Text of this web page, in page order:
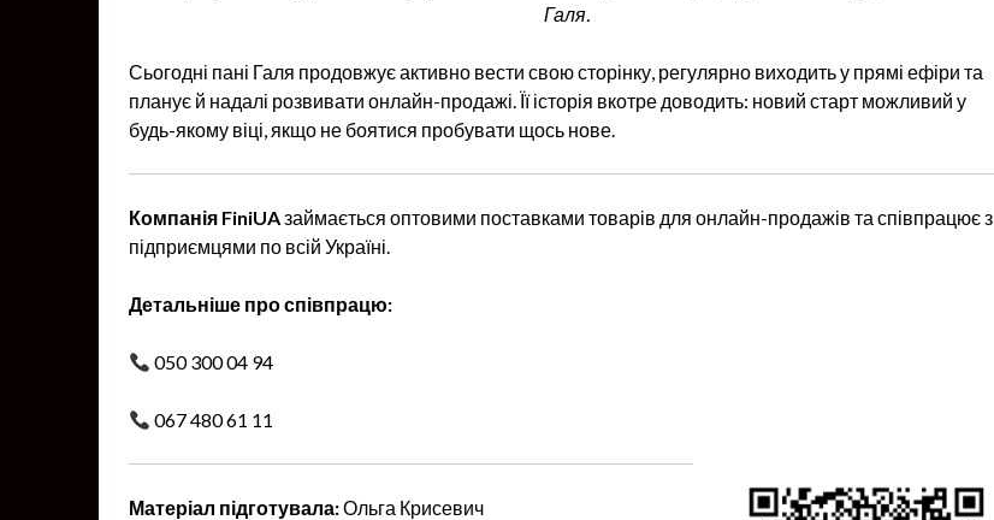
Галя.
Сьогодні пані Галя продовжує активно вести свою сторінку, регулярно виходить у прямі ефіри та
планує й надалі розвивати онлайн-продажі. Її історія вкотре доводить: новий старт можливий у
будь-якому віці, якщо не боятися пробувати щось нове.
Компанія FiniUAзаймається оптовими поставками товарів для онлайн-продажів та співпрацює з
підприємцями по всій Україні.
Детальніше про співпрацю:
050 300 04 94
067 480 61 11
Матеріал підготувала:Ольга Крисевич